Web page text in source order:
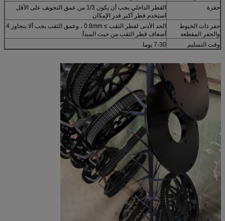
حفرة
القطر الداخلي يجب أن يكون 1/3 من عمق التجويف على الأقل
استخدم قطر أكبر قدر الإمكان
حفر ذات الخيوط
والحفر المقطعة
الحد الأدنى لقطر الثقب ≥ 0.8mm ، وعمق الثقب يجب ألا يتجاوز 4
أضعاف قطر الثقب من حيث المبدأ.
وقت التسليم
7-30 يوما